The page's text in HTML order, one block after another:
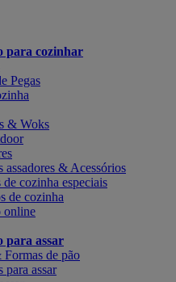
para cozinhar
Pegas
& Woks
assadores & Acessórios
cozinha especiais
de cozinha
online
para assar
Formas de pão
para assar